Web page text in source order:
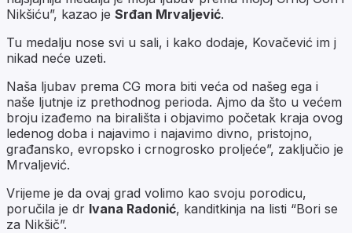
Nikšiću”, kazao je Srđan Mrvaljević.
Tu medalju nose svi u sali, i kako dodaje, Kovačević im j
nikad neće uzeti.
Naša ljubav prema CG mora biti veća od našeg ega i
naše ljutnje iz prethodnog perioda. Ajmo da što u većem
broju izađemo na birališta i objavimo početak kraja ovog
ledenog doba i najavimo i najavimo divno, pristojno,
građansko, evropsko i crnogrosko proljeće”, zaključio je
Mrvaljević.
Vrijeme je da ovaj grad volimo kao svoju porodicu,
poručila je dr Ivana Radonić, kanditkinja na listi “Bori se
za Nikšič”.